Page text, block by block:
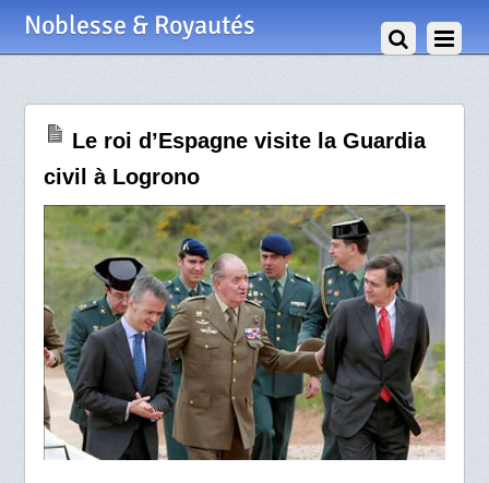
Noblesse & Royautés
Le roi d’Espagne visite la Guardia
civil à Logrono